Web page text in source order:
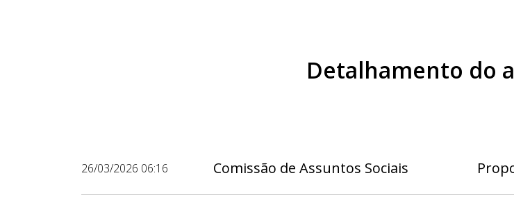
Detalhamento do
26/03/2026 06:16 Comissão de Assuntos Sociais